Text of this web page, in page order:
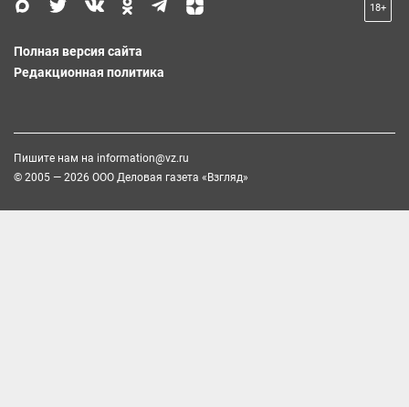
18+
Полная версия сайта
Редакционная политика
Пишите нам на information@vz.ru
© 2005 — 2026 ООО Деловая газета «Взгляд»